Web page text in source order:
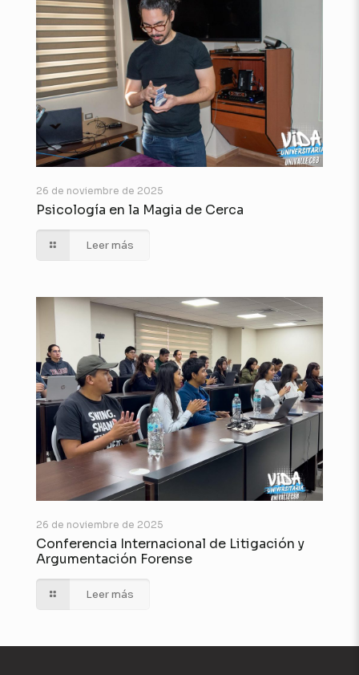
26 de noviembre de 2025
Psicología en la Magia de Cerca
Leer más
26 de noviembre de 2025
Conferencia Internacional de Litigación y
Argumentación Forense
Leer más